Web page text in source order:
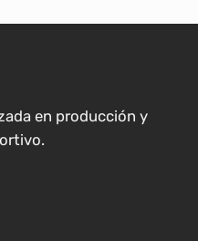
elegir
en
en producción y